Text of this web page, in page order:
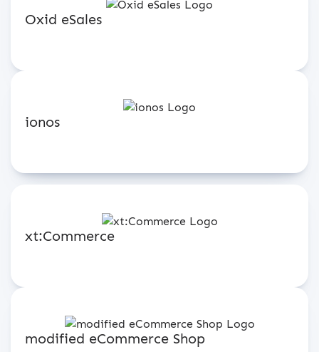
Oxid eSales
ionos
xt:Commerce
modified eCommerce Shop